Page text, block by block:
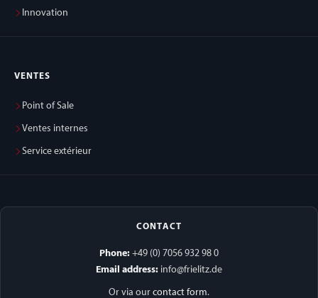
Innovation
VENTES
Point of Sale
Ventes internes
Service extérieur
CONTACT
Phone: +49 (0) 7056 932 98 0
Email address: info@frielitz.de
Or via our contact form.